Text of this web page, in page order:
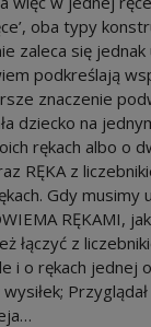
oba typy
zaleca się jednak
podkreślają
znaczenie
dziecko na
rękach albo o
RĘKA z
Gdy musimy
RĘKAMI,
łączyć z
i o rękach jednej